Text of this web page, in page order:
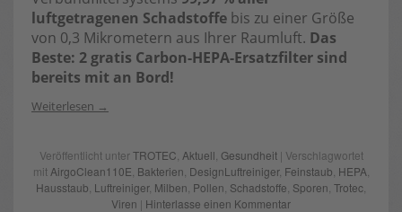
luftgetragenen Schadstoffe bis zu einer Größe
von 0,3 Mikrometern aus Ihrer Raumluft. Das
Beste: 2 gratis Carbon-HEPA-Ersatzfilter sind
bereits mit an Bord!
Weiterlesen
Veröffentlicht unterTROTEC Aktuell Gesundheit| Verschlagwortet
mit AirgoClean110E Bakterien DesignLuftreiniger, Feinstaub HEPA
Hausstaub Luftreiniger, Milben Pollen Schadstoffe Sporen Trotec
Viren | Hinterlasse einen Kommentar